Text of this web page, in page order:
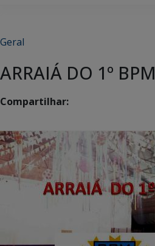
Geral
ARRAIÁ DO 1º BPM
Compartilhar: